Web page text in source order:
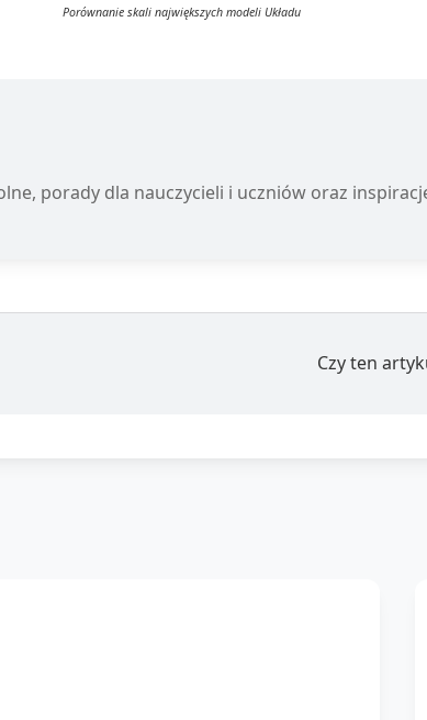
Porównanie skali największych modeli Układu
porady dla nauczycieli i uczniów oraz
Czy ten